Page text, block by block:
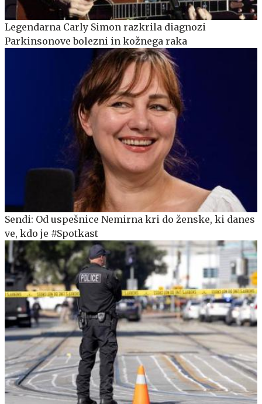
Legendarna Carly Simon razkrila diagnozi
Parkinsonove bolezni in kožnega raka
Sendi: Od uspešnice Nemirna kri do ženske, ki danes
ve, kdo je #Spotkast